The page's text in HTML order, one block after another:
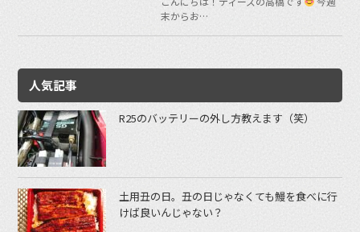
末からお…
人気記事
R25のバッテリーの外し方教えます（笑）
土用丑の日。丑の日じゃなくても鰻を食べに行
けば良いんじゃない？